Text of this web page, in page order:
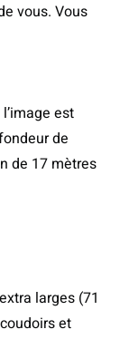
vous. Vous
est
de
de 17 mètres
larges (71
et